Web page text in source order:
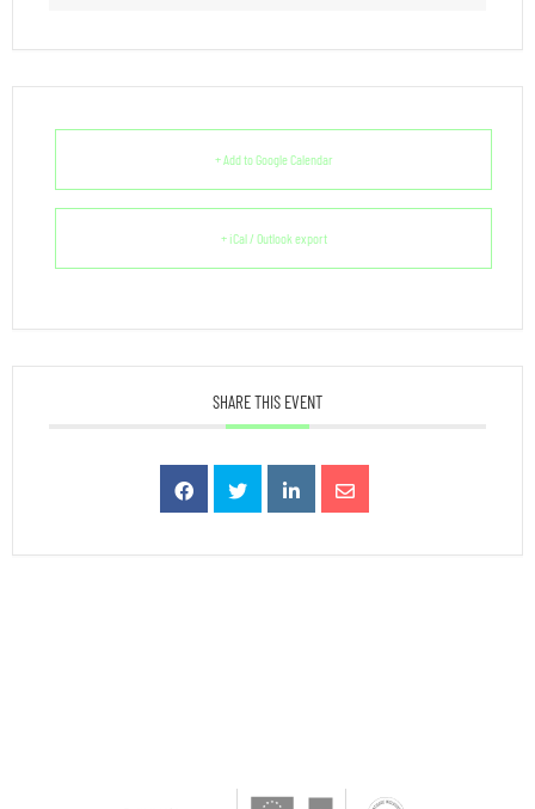
+ Add to Google Calendar
+ iCal / Outlook export
SHARE THIS EVENT